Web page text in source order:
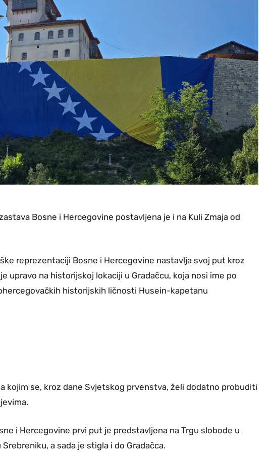
Bosne i Hercegovine postavljena je i na Kuli Zmaja od
reprezentaciji Bosne i Hercegovine nastavlja svoj put kroz
upravo na historijskoj lokaciji u Gradačcu, koja nosi ime po
historijskih ličnosti Husein-kapetanu
kojim se, kroz dane Svjetskog prvenstva, želi dodatno probuditi
i Hercegovine prvi put je predstavljena na Trgu slobode u
a sada je stigla i do Gradačca.